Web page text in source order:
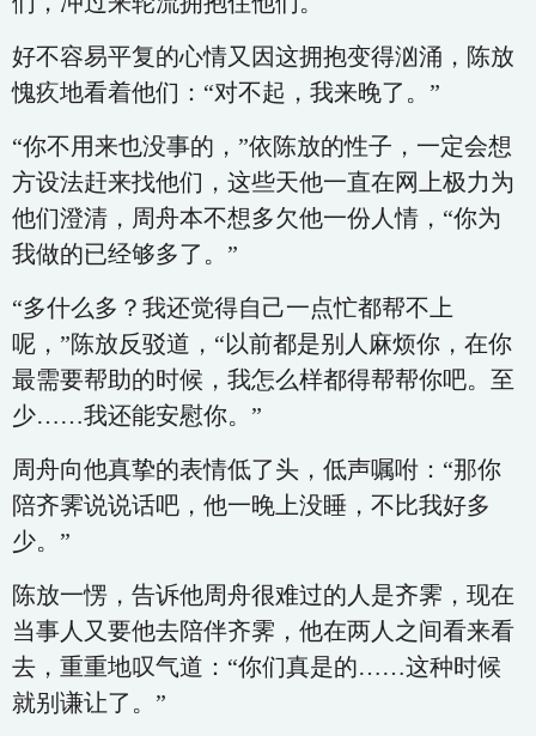
好不容易平复的心情又因这拥抱变得汹涌，陈放
愧疚地看着他们：“对不起，我来晚了。”
“你不用来也没事的，”依陈放的性子，一定会想
方设法赶来找他们，这些天他一直在网上极力为
他们澄清，周舟本不想多欠他一份人情，“你为
我做的已经够多了。”
“多什么多？我还觉得自己一点忙都帮不上
呢，”陈放反驳道，“以前都是别人麻烦你，在你
最需要帮助的时候，我怎么样都得帮帮你吧。至
少……我还能安慰你。”
周舟向他真挚的表情低了头，低声嘱咐：“那你
陪齐霁说说话吧，他一晚上没睡，不比我好多
少。”
陈放一愣，告诉他周舟很难过的人是齐霁，现在
当事人又要他去陪伴齐霁，他在两人之间看来看
去，重重地叹气道：“你们真是的……这种时候
就别谦让了。”